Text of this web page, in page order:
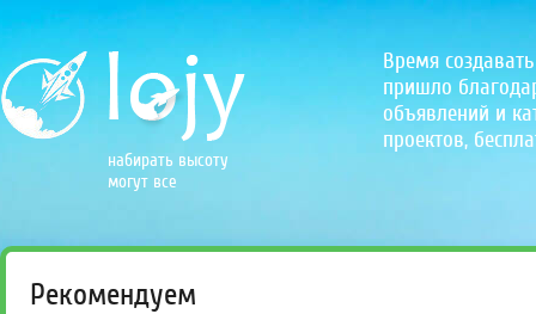
набирать высоту
могут все
Время
пришло
объявлений и
проектов,
Рекомендуем